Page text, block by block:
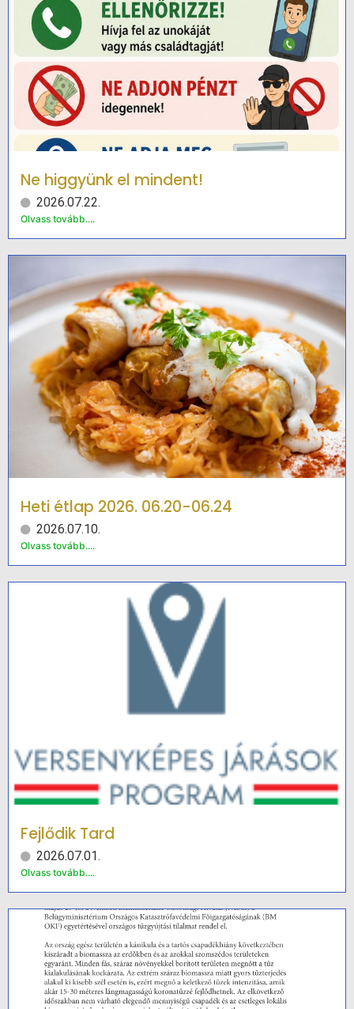
Ne higgyünk el mindent!
2026.07.22.
Olvass tovább....
Heti étlap 2026. 06.20-06.24
2026.07.10.
Olvass tovább....
Fejlődik Tard
2026.07.01.
Olvass tovább....